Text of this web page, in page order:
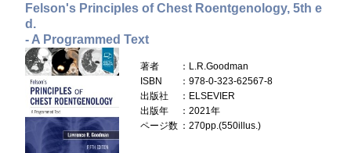
Felson's Principles of Chest Roentgenology, 5th e
d.
- A Programmed Text
著者
：L.R.Goodman
ISBN
：978-0-323-62567-8
出版社
：ELSEVIER
出版年
：2021年
ページ数 ：270pp.(550illus.)